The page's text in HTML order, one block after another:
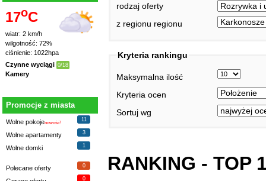
17oC
wiatr: 2 km/h
wilgotność: 72%
ciśnienie: 1022hpa
Czynne wyciągi 0/18
Kamery
Promocje z miasta
Wolne pokojenowość!
11
Wolne apartamenty 3
Wolne domki 1
Polecane oferty 0
0
rodzaj oferty
z regionu regionu
Kryteria rankingu
Maksymalna ilość
Kryteria ocen
Sortuj wg
RANKING - TOP